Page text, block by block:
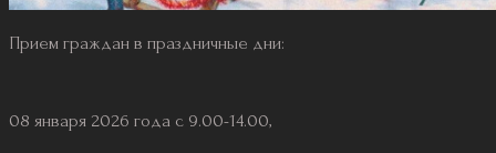
Прием граждан в праздничные дни:
08 января 2026 года с 9.00-14.00,